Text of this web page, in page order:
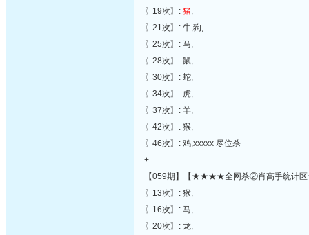
〖19次〗: 猪,
〖21次〗: 牛,狗,
〖25次〗: 马,
〖28次〗: 鼠,
〖30次〗: 蛇,
〖34次〗: 虎,
〖37次〗: 羊,
〖42次〗: 猴,
〖46次〗: 鸡,xxxxx 尽位杀
【059期】【★★★★全网杀②肖高手统计
〖13次〗: 猴,
〖16次〗: 马,
〖20次〗: 龙,